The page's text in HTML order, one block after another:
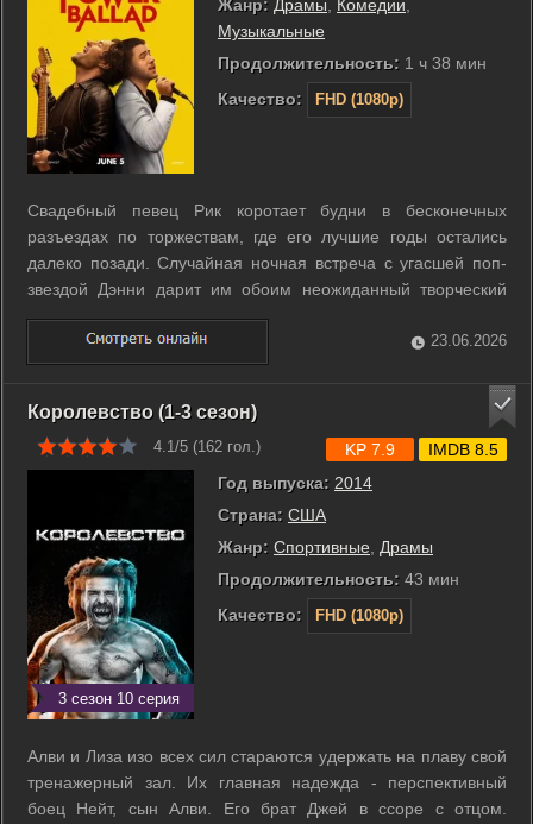
Жанр: Драмы Комедии
Музыкальные
Продолжительность: 1 ч 38 мин
Качество:
FHD (1080p)
Свадебный певец Рик коротает будни в бесконечных
разъездах по торжествам, где его лучшие годы остались
далеко позади. Случайная ночная встреча с угасшей поп-
звездой Дэнни дарит им обоим неожиданный творческий
импульс. Музыканты начинают вместе работать над
текстами и мелодиями, превращая старый набросок Рика в
потенциальный хит. Этот внезапный ...
23.06.2026
Королевство (1-3 сезон)
4.1/5 (162 гол.)
3 сезон 10 серия
Год выпуска: 2014
Страна: США
Жанр: Cпортивные, Драмы
Продолжительность: 43 мин
Качество:
FHD (1080p)
KP 7.9 IMDB 8.5
Алви и Лиза изо всех сил стараются удержать на плаву свой
тренажерный зал. Их главная надежда - перспективный
боец Нейт, сын Алви. Его брат Джей в ссоре с отцом.